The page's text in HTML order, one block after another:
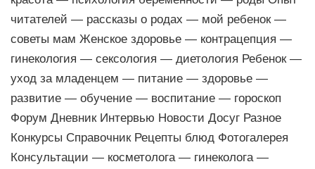
читателей — рассказы о родах — мой ребенок —
советы мам Женское здоровье — контрацепция —
гинекология — сексология — диетология Ребенок —
уход за младенцем — питание — здоровье —
развитие — обучение — воспитание — гороскоп
Форум Дневник Интервью Новости Досуг Разное
Конкурсы Справочник Рецепты блюд Фотогалерея
Консультации — косметолога — гинеколога —